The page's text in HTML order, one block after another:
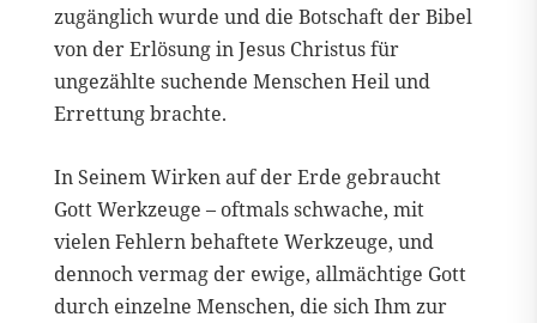
zugänglich wurde und die Botschaft der Bibel
von der Erlösung in Jesus Christus für
ungezählte suchende Menschen Heil und
Errettung brachte.
In Seinem Wirken auf der Erde gebraucht
Gott Werkzeuge – oftmals schwache, mit
vielen Fehlern behaftete Werkzeuge, und
dennoch vermag der ewige, allmächtige Gott
durch einzelne Menschen, die sich Ihm zur